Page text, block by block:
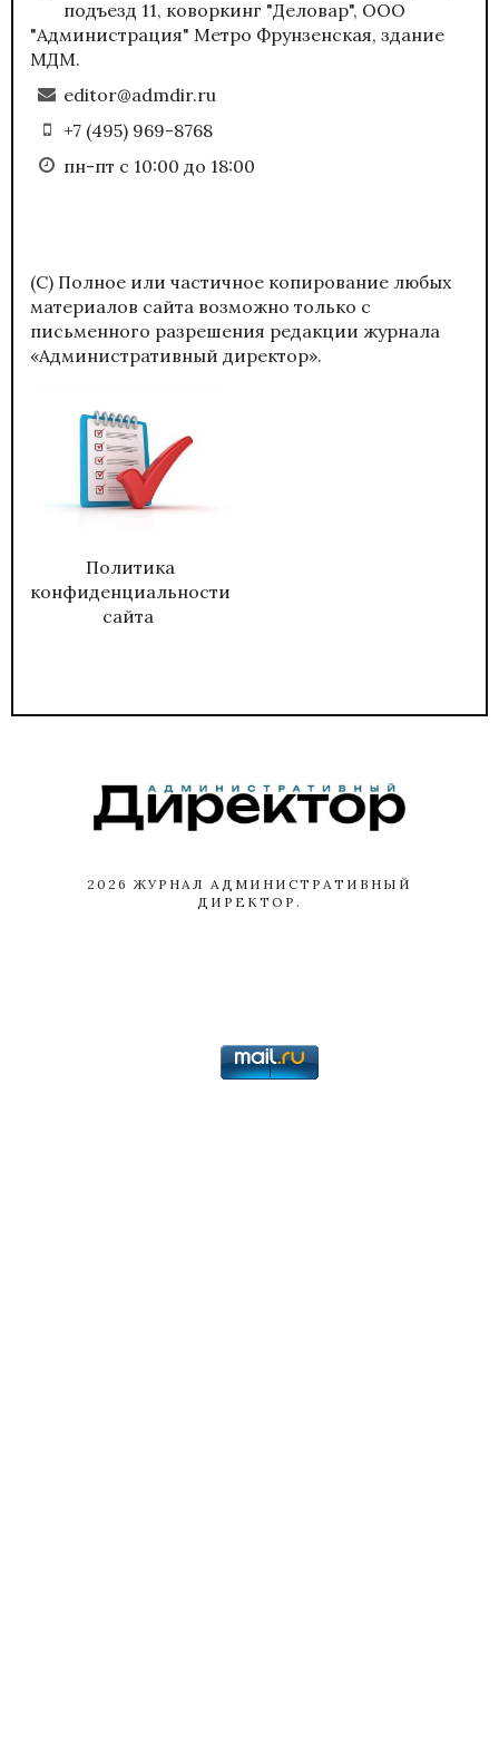
подъезд 11, коворкинг "Деловар", ООО
"Администрация" Метро Фрунзенская, здание
МДМ.
editor@admdir.ru
+7 (495) 969-8768
пн-пт с 10:00 до 18:00
(С) Полное или частичное копирование любых
материалов сайта возможно только с
письменного разрешения редакции журнала
«Административный директор».
Политика
конфиденциальности
сайта
2026ЖУРНАЛ АДМИНИСТРАТИВНЫЙ
ДИРЕКТОР.